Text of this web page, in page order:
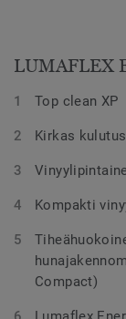
LUMAFLEX
Top clean XP
Kirkas
Kompakti
Compact)